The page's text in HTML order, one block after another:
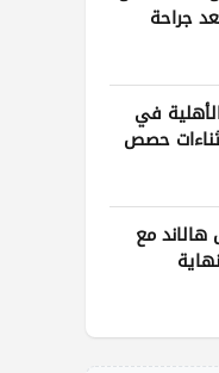
جراحة
في
حصص
هالاند مع